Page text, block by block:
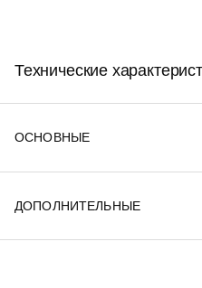
Технические
ОСНОВНЫЕ
ДОПОЛНИТЕЛЬНЫЕ